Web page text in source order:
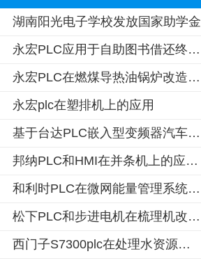
湖南阳光电子学校发放国家助学金
永宏PLC应用于自助图书借还终…
永宏PLC在燃煤导热油锅炉改造…
永宏plc在塑排机上的应用
基于台达PLC嵌入型变频器汽车…
邦纳PLC和HMI在并条机上的应…
和利时PLC在微网能量管理系统…
松下PLC和步进电机在梳理机改…
西门子S7300plc在处理水资源…